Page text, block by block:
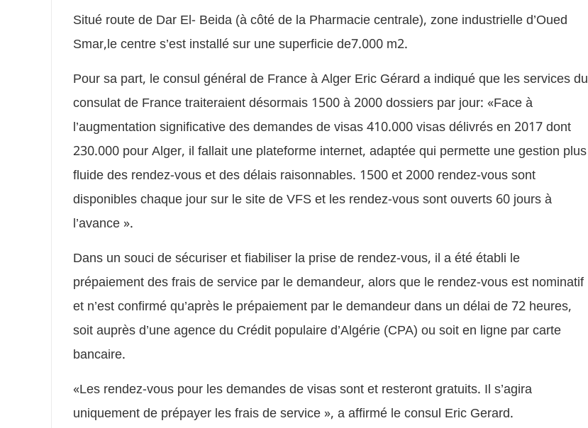
Situé route de Dar El- Beida (à côté de la Pharmacie centrale), zone industrielle d’Oued
Smar,le centre s’est installé sur une superficie de7.000 m2.
Pour sa part, le consul général de France à Alger Eric Gérard a indiqué que les services du
consulat de France traiteraient désormais 1500 à 2000 dossiers par jour: «Face à
l’augmentation significative des demandes de visas 410.000 visas délivrés en 2017 dont
230.000 pour Alger, il fallait une plateforme internet, adaptée qui permette une gestion plus
fluide des rendez-vous et des délais raisonnables. 1500 et 2000 rendez-vous sont
disponibles chaque jour sur le site de VFS et les rendez-vous sont ouverts 60 jours à
l’avance ».
Dans un souci de sécuriser et fiabiliser la prise de rendez-vous, il a été établi le
prépaiement des frais de service par le demandeur, alors que le rendez-vous est nominatif
et n’est confirmé qu’après le prépaiement par le demandeur dans un délai de 72 heures,
soit auprès d’une agence du Crédit populaire d’Algérie (CPA) ou soit en ligne par carte
bancaire.
«Les rendez-vous pour les demandes de visas sont et resteront gratuits. Il s’agira
uniquement de prépayer les frais de service », a affirmé le consul Eric Gerard.